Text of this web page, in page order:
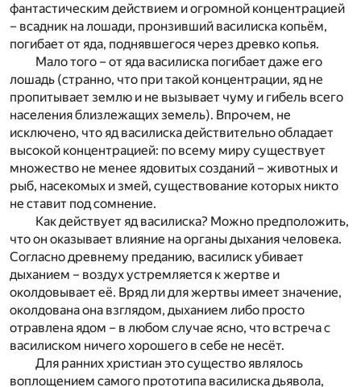
фантастическим действием и огромной концентрацией
– всадник на лошади, пронзивший василиска копьём,
погибает от яда, поднявшегося через древко копья.
Мало того – от яда василиска погибает даже его
лошадь (странно, что при такой концентрации, яд не
пропитывает землю и не вызывает чуму и гибель всего
населения близлежащих земель). Впрочем, не
исключено, что яд василиска действительно обладает
высокой концентрацией: по всему миру существует
множество не менее ядовитых созданий – животных и
рыб, насекомых и змей, существование которых никто
не ставит под сомнение.
Как действует яд василиска? Можно предположить,
что он оказывает влияние на органы дыхания человека.
Согласно древнему преданию, василиск убивает
дыханием – воздух устремляется к жертве и
околдовывает её. Вряд ли для жертвы имеет значение,
околдована она взглядом, дыханием либо просто
отравлена ядом – в любом случае ясно, что встреча с
василиском ничего хорошего в себе не несёт.
Для ранних христиан это существо являлось
воплощением самого прототипа василиска дьявола,